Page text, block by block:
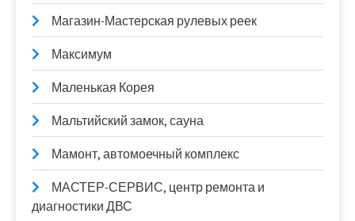
Магазин-Мастерская рулевых реек
Максимум
Маленькая Корея
Мальтийский замок, сауна
Мамонт, автомоечный комплекс
МАСТЕР-СЕРВИС, центр ремонта и
диагностики ДВС